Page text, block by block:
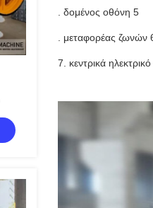
. δομένος οθόνη 5
. μεταφορέας ζωνών
7. κεντρικά